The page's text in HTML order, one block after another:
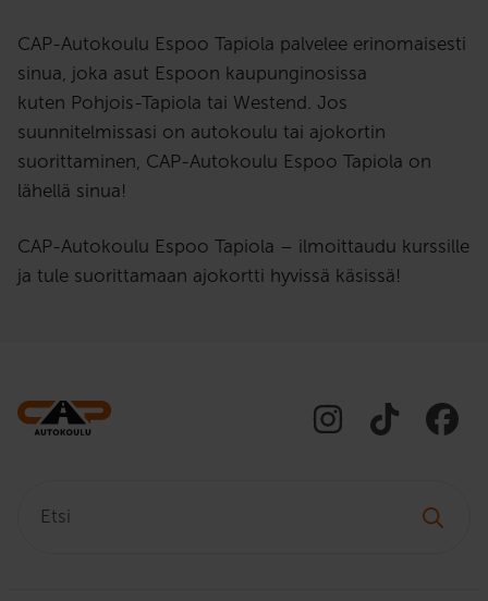
CAP-Autokoulu Espoo Tapiola palvelee erinomaisesti
sinua, joka asut Espoon kaupunginosissa
kuten Pohjois-Tapiola tai Westend. Jos
suunnitelmissasi on autokoulu tai ajokortin
suorittaminen, CAP-Autokoulu Espoo Tapiola on
lähellä sinua!
CAP-Autokoulu Espoo Tapiola – ilmoittaudu kurssille
ja tule suorittamaan ajokortti hyvissä käsissä!